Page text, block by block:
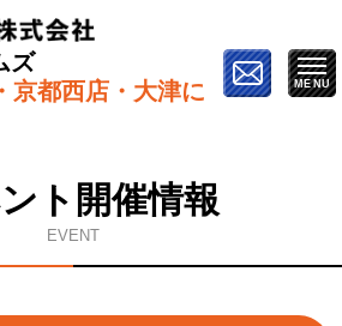
ズ
京都西店・大津に
報»8月9日【ZOOMで開催】オン
ト開催情報
EVENT